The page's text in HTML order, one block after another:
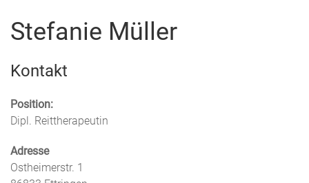
Stefanie Müller
Kontakt
Position:
Dipl. Reittherapeutin
Adresse
Ostheimerstr. 1